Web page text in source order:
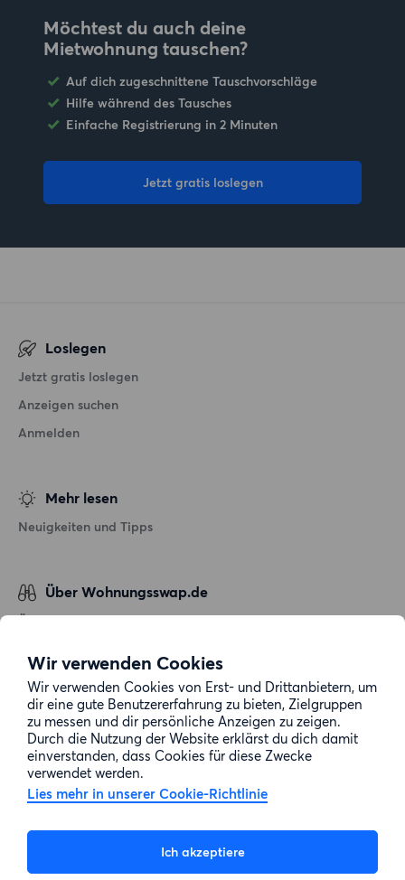
Wir verwenden Cookies
Wir verwenden Cookies von Erst- und Drittanbietern, um
dir eine gute Benutzererfahrung zu bieten, Zielgruppen
zu messen und dir persönliche Anzeigen zu zeigen.
Durch die Nutzung der Website erklärst du dich damit
einverstanden, dass Cookies für diese Zwecke
verwendet werden.
Lies mehr in unserer Cookie-Richtlinie
Ich akzeptiere
Möchtest du auch deine
Mietwohnung tauschen?
Auf dich zugeschnittene Tauschvorschläge
Hilfe während des Tausches
Einfache Registrierung in 2 Minuten
Jetzt gratis loslegen
Loslegen
Jetzt gratis loslegen
Anzeigen suchen
Anmelden
Mehr lesen
Neuigkeiten und Tipps
Über Wohnungsswap.de
Über uns
Datenschutz
Cookie-Richtlinie
Sitemap